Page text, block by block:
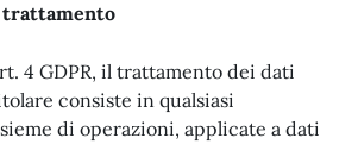
trattamento
4 GDPR, il trattamento dei dati
consiste in qualsiasi
di operazioni, applicate a dati